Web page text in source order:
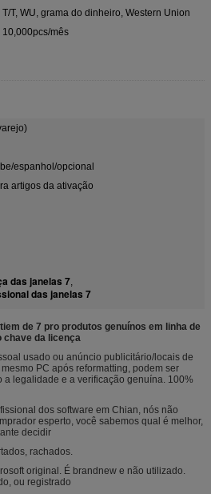
T/T, WU, grama do dinheiro, Western Union
10,000pcs/mês
espanhol/opcional
artigos da ativação
das janelas 7,
das janelas 7
de 7 pro produtos genuínos em linha de
chave da licença
usado ou anúncio publicitário/locais de
PC após reformatting, podem ser
a legalidade e a verificação genuína. 100%
dos software em Chian, nós não
esperto, você sabemos qual é melhor,
decidir
rachados.
original. É brandnew e não utilizado.
ou registrado